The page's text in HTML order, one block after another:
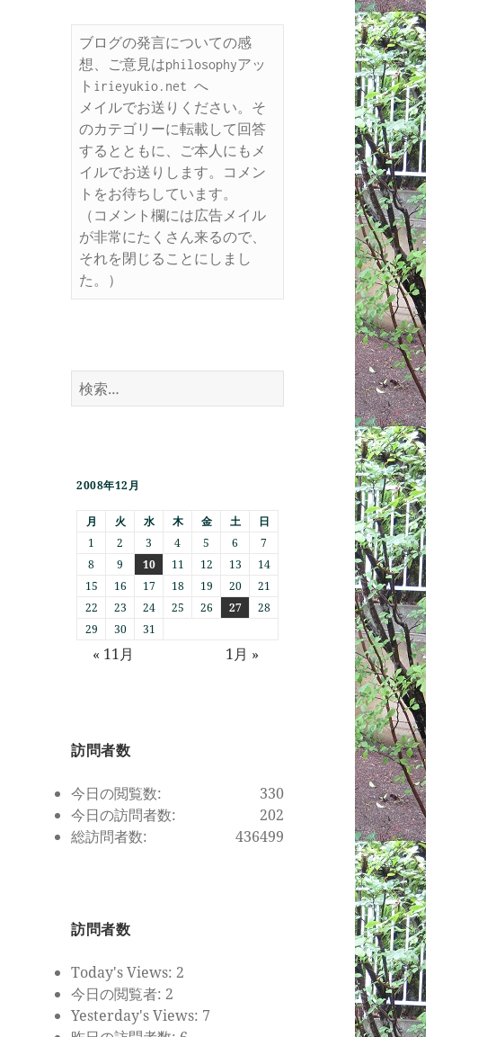
ブログの発言についての感
想、ご意見はphilosophyアッ
トirieyukio.net へ
メイルでお送りください。そ
のカテゴリーに転載して回答
するとともに、ご本人にもメ
イルでお送りします。コメン
トをお待ちしています。
（コメント欄には広告メイル
が非常にたくさん来るので、
それを閉じることにしまし
た。）
検
索:
2008年12月
月 火 水 木 金 土
日
1
2 3 4 5 6
7
8
9 10 11 12 13
14
15
16 17 18 19 20
21
22
23 24 25 26 27
28
29
30 31
« 11月 1月 »
訪問者数
330
今日の閲覧数:
202
今日の訪問者数:
436499
総訪問者数:
訪問者数
Today's Views:2
今日の閲覧者:2
Yesterday's Views: 7